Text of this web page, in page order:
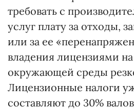
требовать с
услуг плату за отходы,
или за ее
владения лицензиями
окружающей среды
Лицензионные налоги
составляют до 30%